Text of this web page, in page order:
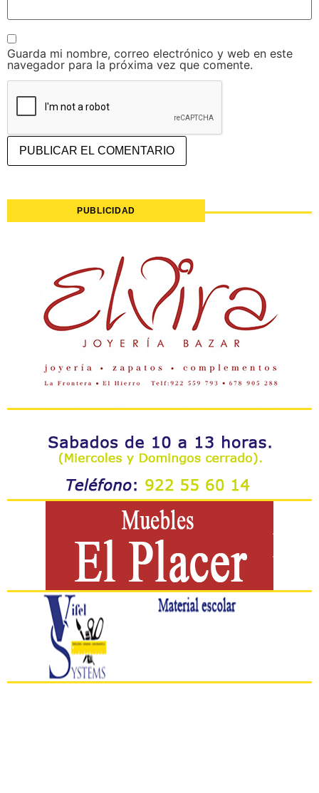
Guarda mi nombre, correo electrónico y web en este
navegador para la próxima vez que comente.
PUBLICIDAD